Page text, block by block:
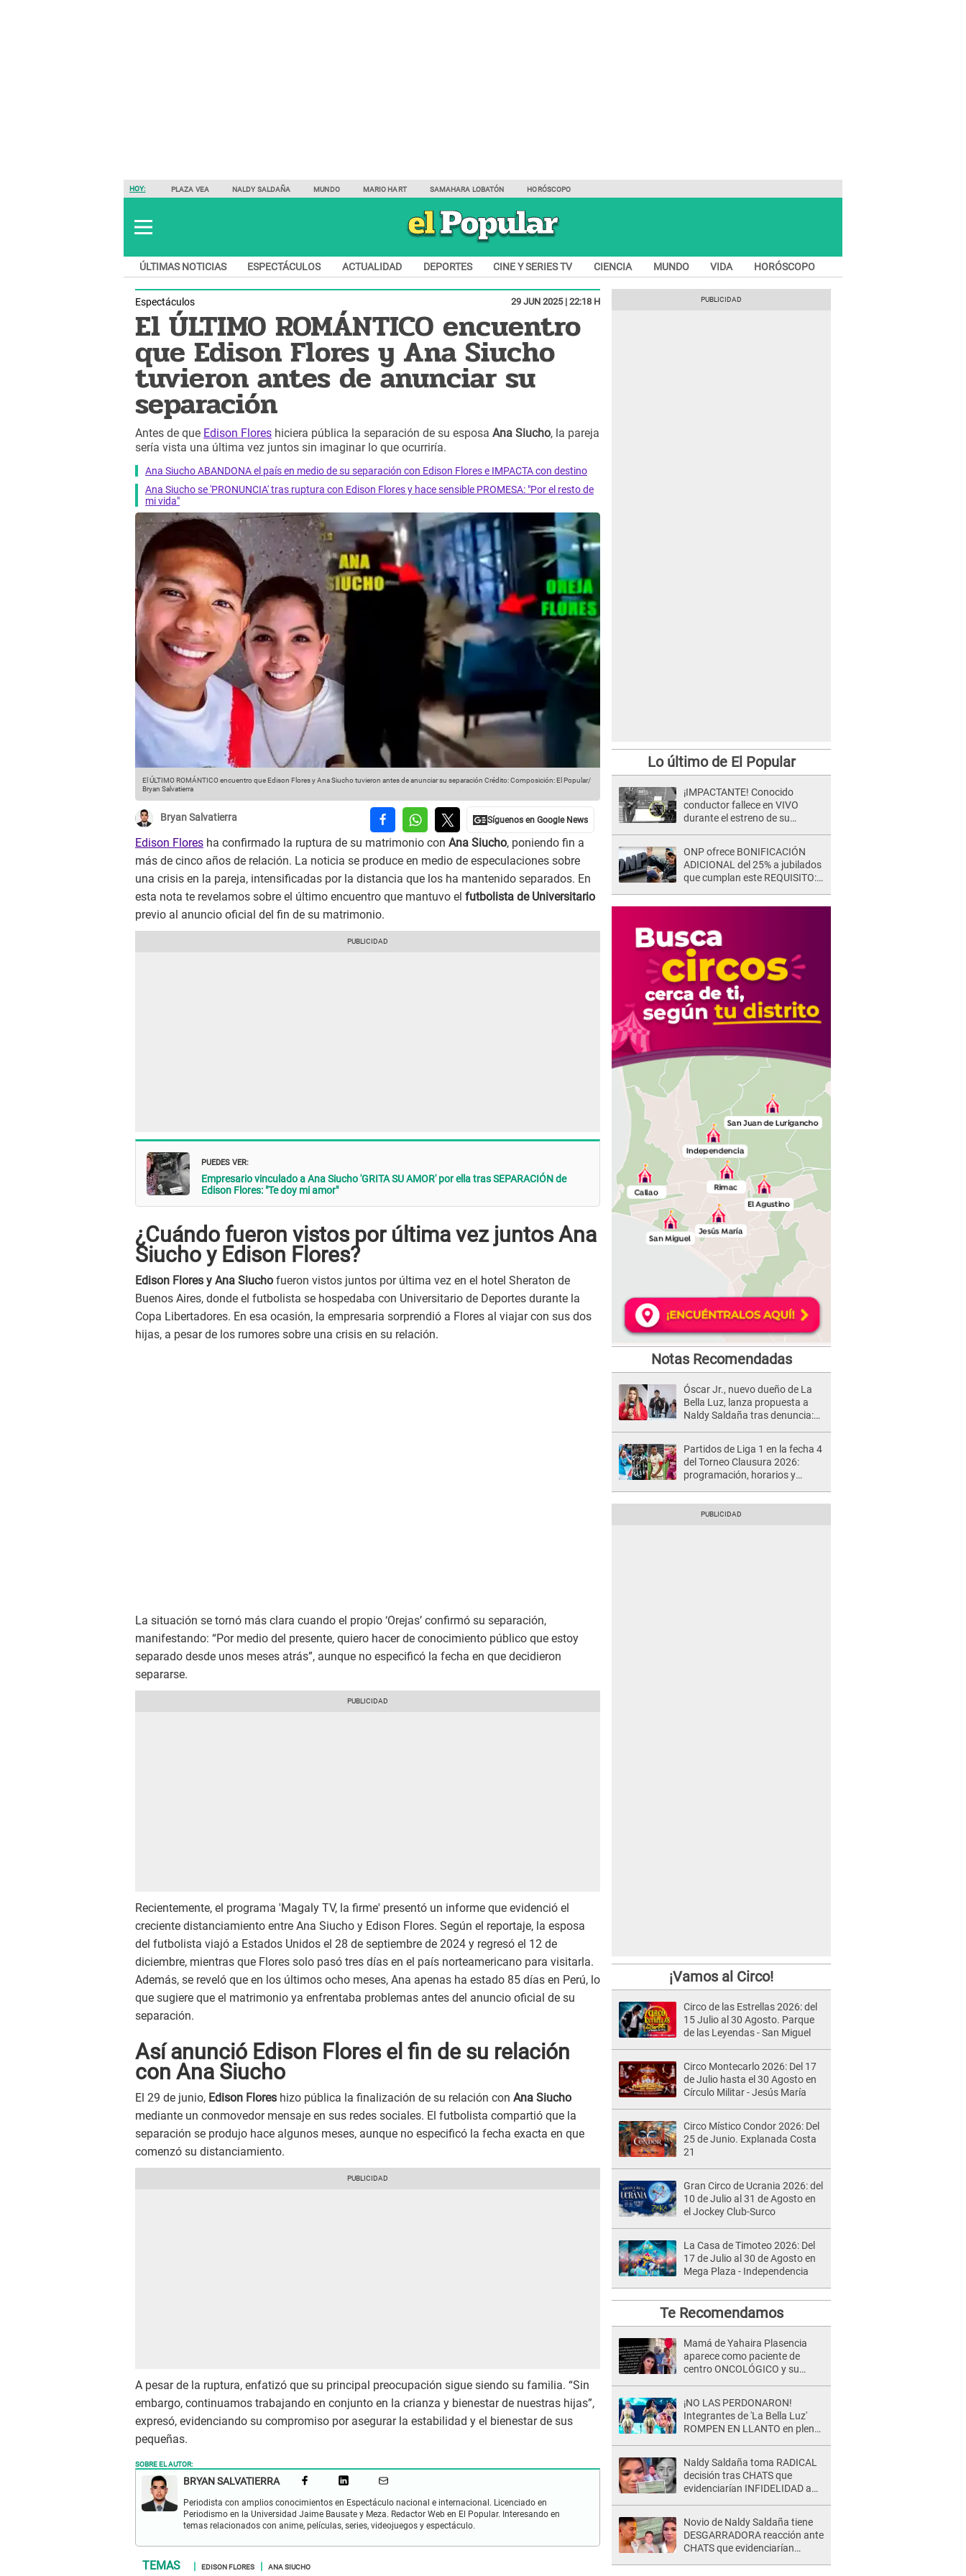
HOY: PLAZA VEA NALDY SALDAÑA MUNDO MARIO HART SAMAHARA LOBATÓN HORÓSCOPO
ÚLTIMAS NOTICIAS ESPECTÁCULOS ACTUALIDAD DEPORTES CINE Y SERIES TV CIENCIA MUNDO VIDA HORÓSCOPO
Espectáculos 29 JUN 2025 | 22:18 H
El ÚLTIMO ROMÁNTICO encuentro
que Edison Flores y Ana Siucho
tuvieron antes de anunciar su
separación
Antes de que Edison Flores hiciera pública la separación de su esposa Ana Siucho, la pareja
sería vista una última vez juntos sin imaginar lo que ocurriría.
Ana Siucho ABANDONA el país en medio de su separación con Edison Flores e IMPACTA con destino
Ana Siucho se 'PRONUNCIA' tras ruptura con Edison Flores y hace sensible PROMESA: "Por el resto de
mi vida"
El ÚLTIMO ROMÁNTICO encuentro que Edison Flores y Ana Siucho tuvieron antes de anunciar su separación Crédito: Composición: El Popular/
Bryan Salvatierra
Bryan Salvatierra
Edison Flores ha confirmado la ruptura de su matrimonio con Ana Siucho, poniendo fin a
más de cinco años de relación. La noticia se produce en medio de especulaciones sobre
una crisis en la pareja, intensificadas por la distancia que los ha mantenido separados. En
esta nota te revelamos sobre el último encuentro que mantuvo el futbolista de Universitario
previo al anuncio oficial del fin de su matrimonio.
PUEDES VER:
Empresario vinculado a Ana Siucho 'GRITA SU AMOR' por ella tras SEPARACIÓN de
Edison Flores: "Te doy mi amor"
¿Cuándo fueron vistos por última vez juntos Ana
Siucho y Edison Flores?
Edison Flores y Ana Siucho fueron vistos juntos por última vez en el hotel Sheraton de
Buenos Aires, donde el futbolista se hospedaba con Universitario de Deportes durante la
Copa Libertadores. En esa ocasión, la empresaria sorprendió a Flores al viajar con sus dos
hijas, a pesar de los rumores sobre una crisis en su relación.
La situación se tornó más clara cuando el propio ‘Orejas’ confirmó su separación,
manifestando: “Por medio del presente, quiero hacer de conocimiento público que estoy
separado desde unos meses atrás”, aunque no especificó la fecha en que decidieron
separarse.
Recientemente, el programa 'Magaly TV, la firme' presentó un informe que evidenció el
creciente distanciamiento entre Ana Siucho y Edison Flores. Según el reportaje, la esposa
del futbolista viajó a Estados Unidos el 28 de septiembre de 2024 y regresó el 12 de
diciembre, mientras que Flores solo pasó tres días en el país norteamericano para visitarla.
Además, se reveló que en los últimos ocho meses, Ana apenas ha estado 85 días en Perú, lo
que sugiere que el matrimonio ya enfrentaba problemas antes del anuncio oficial de su
separación.
Así anunció Edison Flores el fin de su relación
con Ana Siucho
El 29 de junio, Edison Flores hizo pública la finalización de su relación con Ana Siucho
mediante un conmovedor mensaje en sus redes sociales. El futbolista compartió que la
separación se produjo hace algunos meses, aunque no especificó la fecha exacta en que
comenzó su distanciamiento.
A pesar de la ruptura, enfatizó que su principal preocupación sigue siendo su familia. “Sin
embargo, continuamos trabajando en conjunto en la crianza y bienestar de nuestras hijas”,
expresó, evidenciando su compromiso por asegurar la estabilidad y el bienestar de sus
pequeñas.
SOBRE EL AUTOR:
BRYAN SALVATIERRA
Periodista con amplios conocimientos en Espectáculo nacional e internacional. Licenciado en
Periodismo en la Universidad Jaime Bausate y Meza. Redactor Web en El Popular. Interesando en
temas relacionados con anime, películas, series, videojuegos y espectáculo.
EDISON FLORES ANA SIUCHO
Lo último de El Popular
¡IMPACTANTE! Conocido
conductor fallece en VIVO
durante el estreno de su
sus últimos segundos al aire
ONP ofrece BONIFICACIÓN
ADICIONAL del 25% a jubilados
que cumplan este REQUISITO:
Notas Recomendadas
Óscar Jr., nuevo dueño de La
Bella Luz, lanza propuesta a
Naldy Saldaña tras denuncia:
Partidos de Liga 1 en la fecha 4
del Torneo Clausura 2026:
programación, horarios y
¡Vamos al Circo!
Circo de las Estrellas 2026: del
15 Julio al 30 Agosto. Parque
de las Leyendas - San Miguel
Circo Montecarlo 2026: Del 17
de Julio hasta el 30 Agosto en
Círculo Militar - Jesús María
Circo Místico Condor 2026: Del
25 de Junio. Explanada Costa
21
Gran Circo de Ucrania 2026: del
10 de Julio al 31 de Agosto en
el Jockey Club-Surco
La Casa de Timoteo 2026: Del
17 de Julio al 30 de Agosto en
Mega Plaza - Independencia
Te Recomendamos
Mamá de Yahaira Plasencia
aparece como paciente de
centro ONCOLÓGICO y su
¡NO LAS PERDONARON!
Integrantes de 'La Bella Luz'
ROMPEN EN LLANTO en pleno
Naldy Saldaña toma RADICAL
decisión tras CHATS que
evidenciarían INFIDELIDAD a
Novio de Naldy Saldaña tiene
DESGARRADORA reacción ante
CHATS que evidenciarían